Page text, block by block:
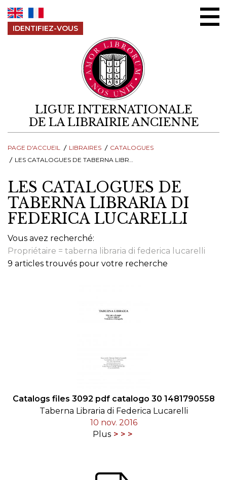
IDENTIFIEZ-VOUS
LIGUE INTERNATIONALE
DE LA LIBRAIRIE ANCIENNE
PAGE D'ACCUEIL LIBRAIRES
CATALOGUES
LES CATALOGUES DE TABERNA LIBRARIA DI FEDERICA LUCARELLI
LES CATALOGUES DE
TABERNA LIBRARIA DI
FEDERICA LUCARELLI
Vous avez recherché:
Propriétaire = taberna libraria di federica lucarelli
9 articles trouvés pour votre recherche
Catalogs files 3092 pdf catalogo 30 1481790558
Taberna Libraria di Federica Lucarelli
10 nov. 2016
Plus